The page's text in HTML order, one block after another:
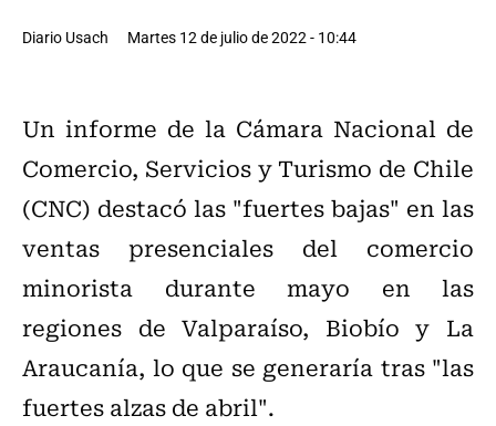
Diario Usach Martes 12 de julio de 2022 - 10:44
Un informe de la Cámara Nacional de
Comercio, Servicios y Turismo de Chile
(CNC) destacó las "fuertes bajas" en las
ventas presenciales del comercio
minorista durante mayo en las
regiones de Valparaíso, Biobío y La
Araucanía, lo que se generaría tras "las
fuertes alzas de abril".